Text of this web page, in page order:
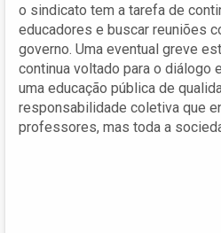
o sindicato tem a tarefa de
educadores e buscar reuniões
governo. Uma eventual greve
continua voltado para o diálogo
uma educação pública de
responsabilidade coletiva que
professores, mas toda a